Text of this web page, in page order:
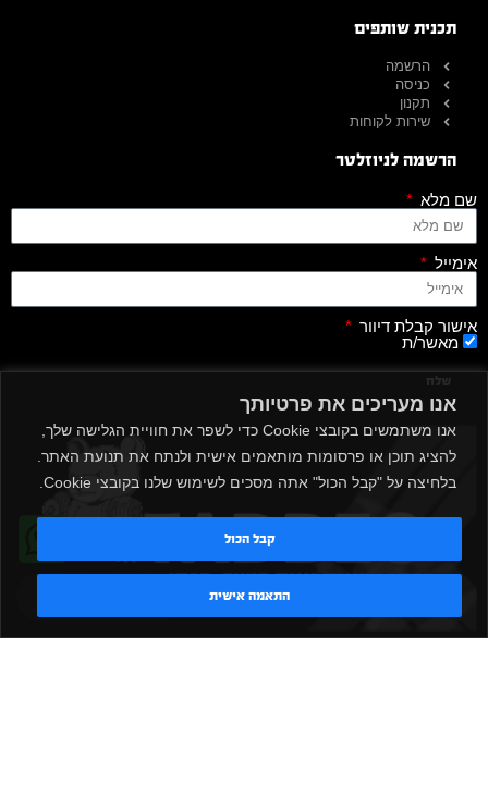
אנו מעריכים את פרטיותך
אנו משתמשים בקובצי Cookie כדי לשפר את חוויית הגלישה שלך,
להציג תוכן או פרסומות מותאמים אישית ולנתח את תנועת האתר.
בלחיצה על "קבל הכול" אתה מסכים לשימוש שלנו בקובצי Cookie.
התאמה אישית
קבל הכול
תכנית שותפים
הרשמה
כניסה
תקנון
שירות לקוחות
הרשמה לניוזלטר
שם מלא
אימייל
אישור קבלת דיוור
מאשר/ת
שלח